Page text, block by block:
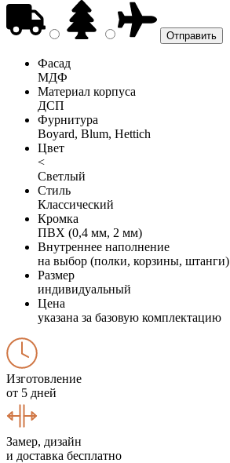
Фасад
МДФ
Материал корпуса
ДСП
Фурнитура
Boyard, Blum, Hettich
Цвет
<
Светлый
Стиль
Классический
Кромка
ПВХ (0,4 мм, 2 мм)
Внутреннее наполнение
на выбор (полки, корзины, штанги)
Размер
индивидуальный
Цена
указана за базовую комплектацию
Изготовление
от 5 дней
Замер, дизайн
и доставка бесплатно